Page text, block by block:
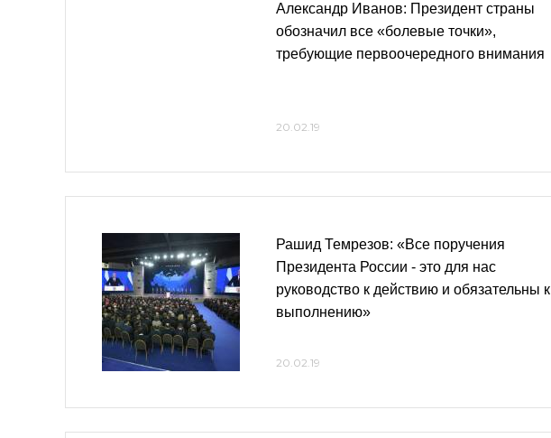
Александр Иванов: Президент страны
обозначил все «болевые точки»,
требующие первоочередного внимания
20.02.19
Рашид Темрезов: «Все поручения
Президента России - это для нас
руководство к действию и обязательны к
выполнению»
20.02.19